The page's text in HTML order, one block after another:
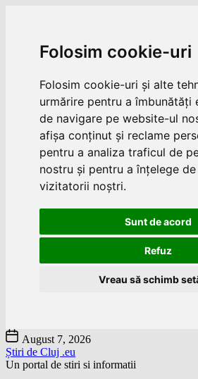
Folosim cookie-uri
Folosim cookie-uri și alte
urmărire pentru a îmbunătăți
de navigare pe website-ul
afișa conținut și reclame
pentru a analiza traficul de
nostru și pentru a înțelege
vizitatorii noștri.
Sunt de acord
Refuz
Vreau să schimb
Skip
to
the
content
August 7, 2026
Știri de Cluj .eu
Un portal de stiri si informatii